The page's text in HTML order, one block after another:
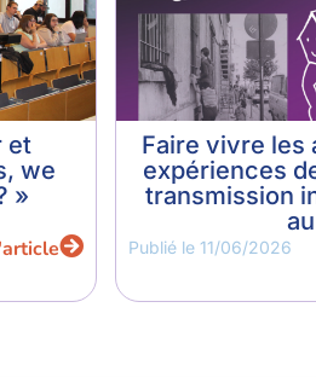
et
we
»
Faire vivre les
expériences
transmission
Publié le 11/06/2026